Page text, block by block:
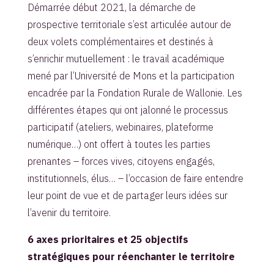
Démarrée début 2021, la démarche de
prospective territoriale s’est articulée autour de
deux volets complémentaires et destinés à
s’enrichir mutuellement : le travail académique
mené par l’Université de Mons et la participation
encadrée par la Fondation Rurale de Wallonie. Les
différentes étapes qui ont jalonné le processus
participatif (ateliers, webinaires, plateforme
numérique…) ont offert à toutes les parties
prenantes – forces vives, citoyens engagés,
institutionnels, élus… – l’occasion de faire entendre
leur point de vue et de partager leurs idées sur
l’avenir du territoire.
6 axes prioritaires et 25 objectifs
stratégiques pour réenchanter le territoire